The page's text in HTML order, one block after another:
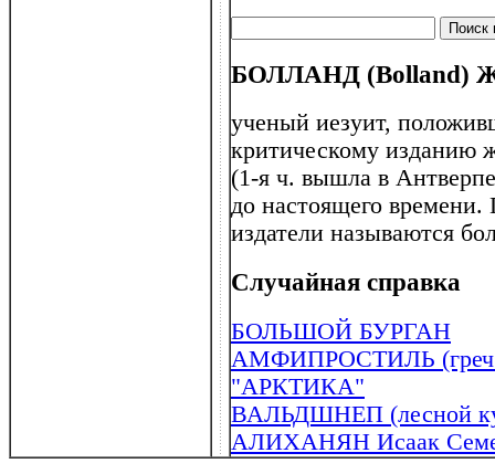
БОЛЛАНД (Bolland)
ученый иезуит,
критическому изданию
(1-я ч. вышла в
до настоящего
издатели называются
Случайная справка
БОЛЬШОЙ БУРГАН
АМФИПРОСТИЛЬ (греч
"АРКТИКА"
ВАЛЬДШНЕП (лесной
АЛИХАНЯН Исаак